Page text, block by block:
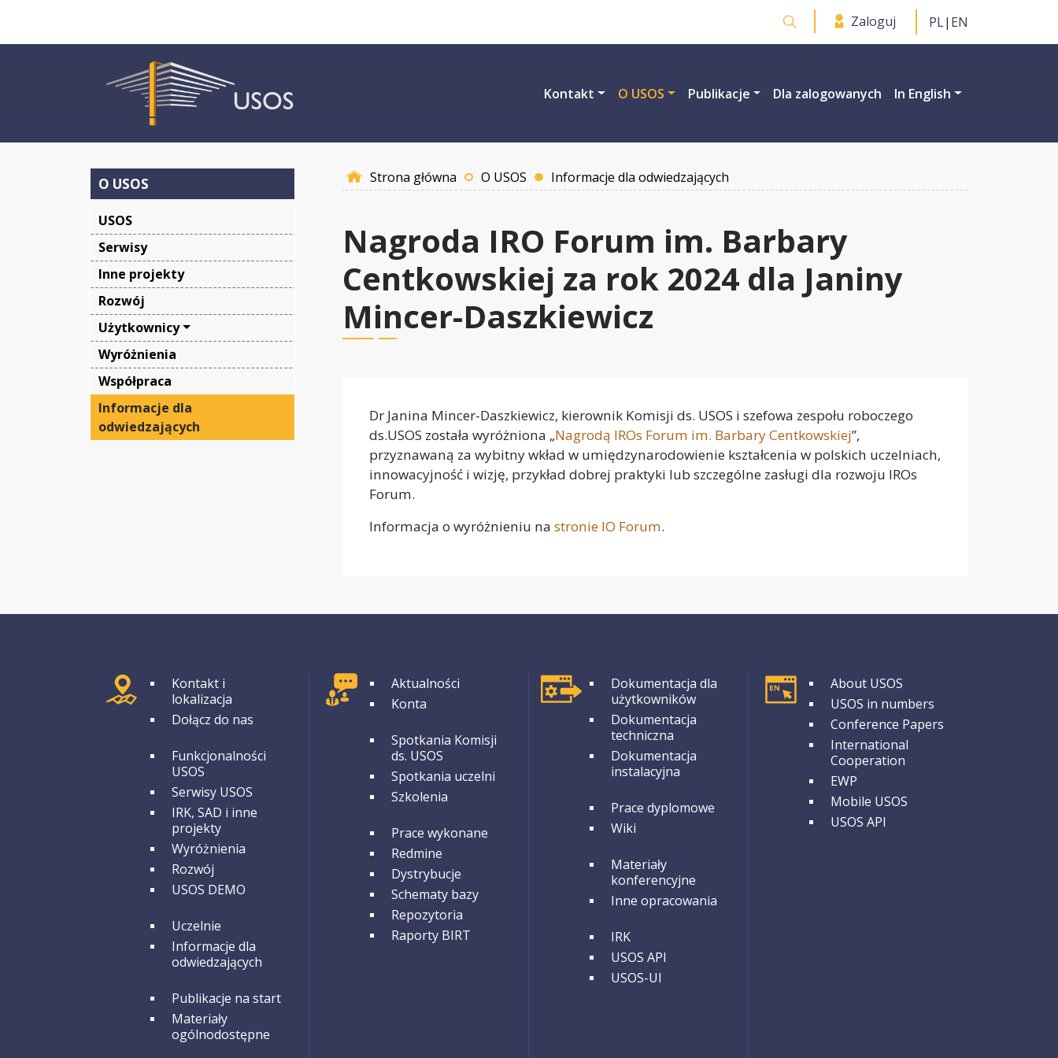
Otwórz wyszukiwarkę
Zaloguj PL| EN
Kontakt O USOS Publikacje Dla zalogowanych In English
O USOS
USOS
Serwisy
Inne projekty
Rozwój
Użytkownicy
Wyróżnienia
Współpraca
Informacje dla
odwiedzających
Strona główna O USOS Informacje dla odwiedzających
Nagroda IRO Forum im. Barbary
Centkowskiej za rok 2024 dla Janiny
Mincer-Daszkiewicz
Dr Janina Mincer-Daszkiewicz, kierownik Komisji ds. USOS i szefowa zespołu roboczego
ds.USOS została wyróżniona „Nagrodą IROs Forum im. Barbary Centkowskiej”,
przyznawaną za wybitny wkład w umiędzynarodowienie kształcenia w polskich uczelniach,
innowacyjność i wizję, przykład dobrej praktyki lub szczególne zasługi dla rozwoju IROs
Forum.
Informacja o wyróżnieniu nastronie IO Forum.
GRUPA 1
Kontakt i
lokalizacja
Dołącz do nas
GRUPA 2Funkcjonalności
USOS
Serwisy USOS
IRK, SAD i inne
projekty
Wyróżnienia
Rozwój
USOS DEMO
GRUPA 3Uczelnie
Informacje dla
odwiedzających
GRUPA 4
Publikacje na start
Materiały
ogólnodostępne
GRUPA 1
Aktualności
Konta
GRUPA 2
Spotkania Komisji
ds. USOS
Spotkania uczelni
Szkolenia
GRUPA 3
Prace wykonane
Redmine
Dystrybucje
Schematy bazy
Repozytoria
Raporty BIRT
GRUPA 1
Dokumentacja dla
użytkowników
Dokumentacja
techniczna
Dokumentacja
instalacyjna
GRUPA 2
Prace dyplomowe
Wiki
GRUPA 3
Materiały
konferencyjne
Inne opracowania
GRUPA 4
IRK
USOS API
USOS-UI
GRUPA 1
About USOS
USOS in numbers
Conference Papers
International
Cooperation
EWP
Mobile USOS
USOS API